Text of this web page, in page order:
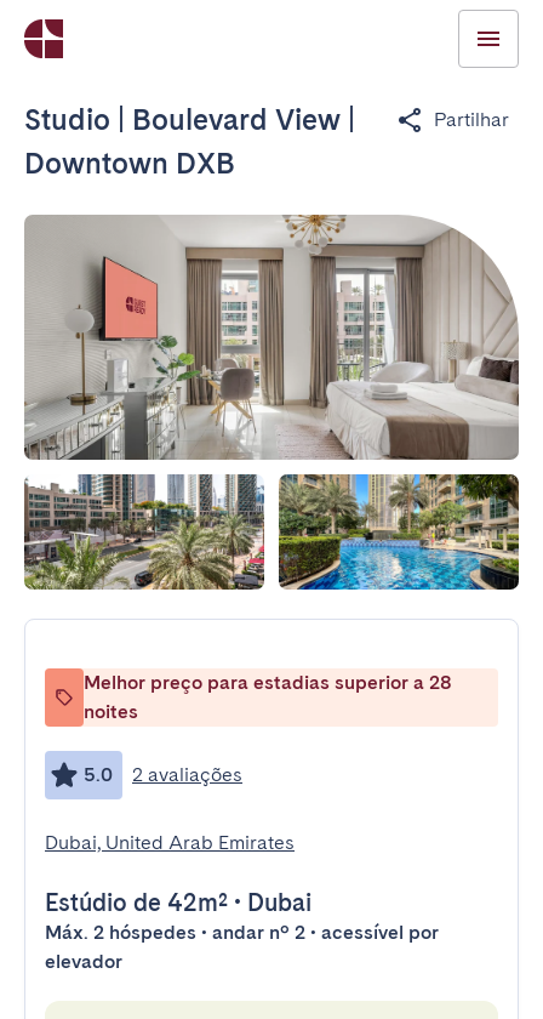
Studio | Boulevard View |
Downtown DXB
Partilhar
Melhor preço para estadias superior a 28
noites
5.0 2 avaliações
Dubai, United Arab Emirates
Estúdio de 42m² • Dubai
Máx. 2 hóspedes • andar nº 2 • acessível por
elevador